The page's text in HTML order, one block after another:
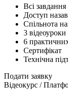
Всі
Доступ
Спільнота
3 відеоуроки
6
Сертифікат
Технічна
Подати заявку
Відеокурс /